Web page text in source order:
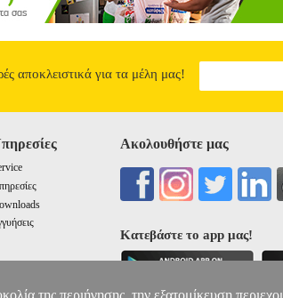
αποκλειστικά για τα μέλη μας!
Ακολουθήστε μας
Κατεβάστε το app μας!